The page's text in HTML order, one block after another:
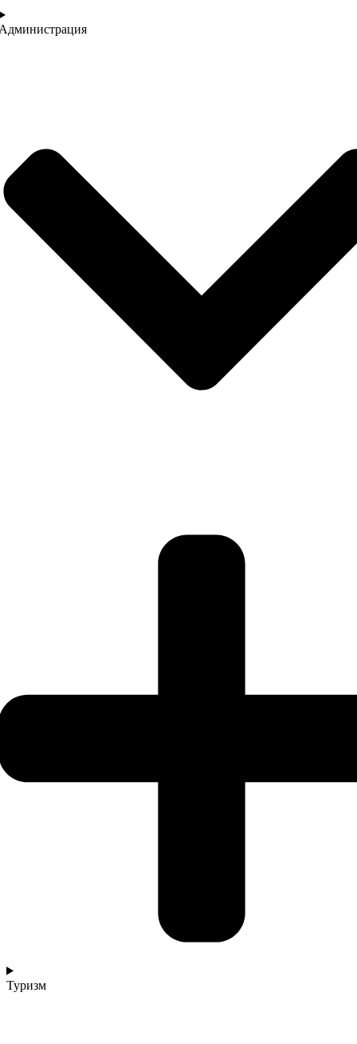
Туризм